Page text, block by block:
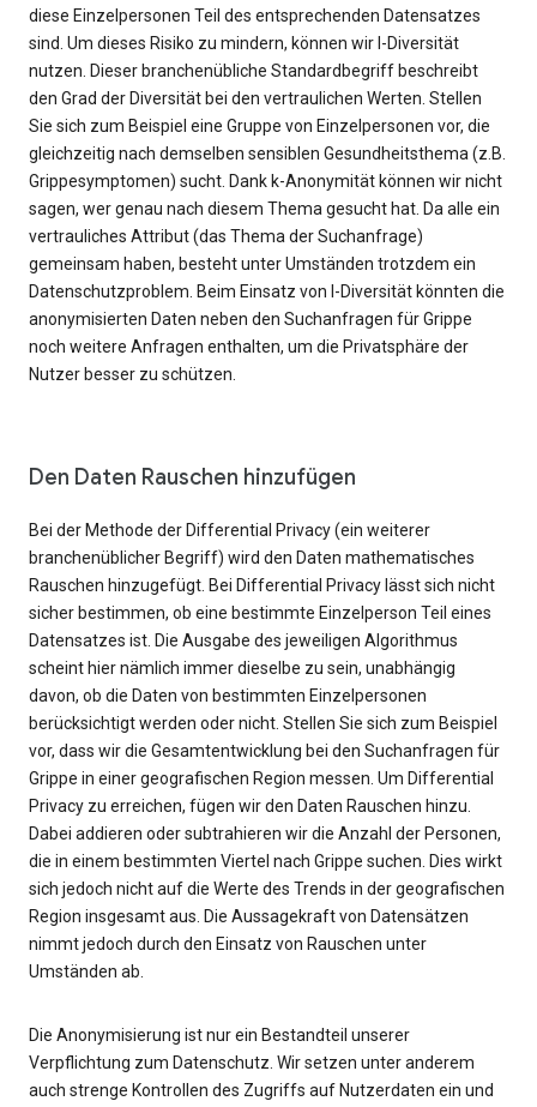
diese Einzelpersonen Teil des entsprechenden Datensatzes
sind. Um dieses Risiko zu mindern, können wir l-Diversität
nutzen. Dieser branchenübliche Standardbegriff beschreibt
den Grad der Diversität bei den vertraulichen Werten. Stellen
Sie sich zum Beispiel eine Gruppe von Einzelpersonen vor, die
gleichzeitig nach demselben sensiblen Gesundheitsthema (z.B.
Grippesymptomen) sucht. Dank k-Anonymität können wir nicht
sagen, wer genau nach diesem Thema gesucht hat. Da alle ein
vertrauliches Attribut (das Thema der Suchanfrage)
gemeinsam haben, besteht unter Umständen trotzdem ein
Datenschutzproblem. Beim Einsatz von l-Diversität könnten die
anonymisierten Daten neben den Suchanfragen für Grippe
noch weitere Anfragen enthalten, um die Privatsphäre der
Nutzer besser zu schützen.
Den Daten Rauschen hinzufügen
Bei der Methode der Differential Privacy (ein weiterer
branchenüblicher Begriff) wird den Daten mathematisches
Rauschen hinzugefügt. Bei Differential Privacy lässt sich nicht
sicher bestimmen, ob eine bestimmte Einzelperson Teil eines
Datensatzes ist. Die Ausgabe des jeweiligen Algorithmus
scheint hier nämlich immer dieselbe zu sein, unabhängig
davon, ob die Daten von bestimmten Einzelpersonen
berücksichtigt werden oder nicht. Stellen Sie sich zum Beispiel
vor, dass wir die Gesamtentwicklung bei den Suchanfragen für
Grippe in einer geografischen Region messen. Um Differential
Privacy zu erreichen, fügen wir den Daten Rauschen hinzu.
Dabei addieren oder subtrahieren wir die Anzahl der Personen,
die in einem bestimmten Viertel nach Grippe suchen. Dies wirkt
sich jedoch nicht auf die Werte des Trends in der geografischen
Region insgesamt aus. Die Aussagekraft von Datensätzen
nimmt jedoch durch den Einsatz von Rauschen unter
Umständen ab.
Die Anonymisierung ist nur ein Bestandteil unserer
Verpflichtung zum Datenschutz. Wir setzen unter anderem
auch strenge Kontrollen des Zugriffs auf Nutzerdaten ein und